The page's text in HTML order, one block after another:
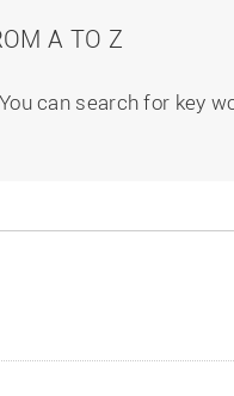
A TO Z
can search for key